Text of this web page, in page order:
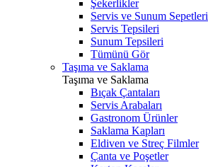
Şekerlikler
Servis ve Sunum Sepetleri
Servis Tepsileri
Sunum Tepsileri
Tümünü Gör
Taşıma ve Saklama
Taşıma ve Saklama
Bıçak Çantaları
Servis Arabaları
Gastronom Ürünler
Saklama Kapları
Eldiven ve Streç Filmler
Çanta ve Poşetler